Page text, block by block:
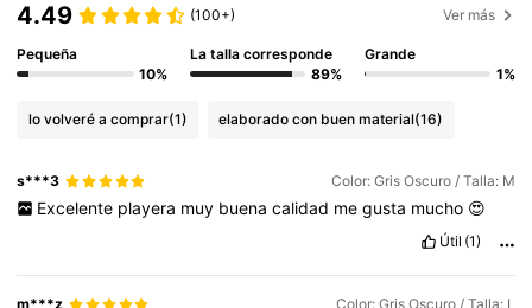
4.49 (100+) Ver más
Pequeña
10%
La talla corresponde
89%
Grande
1%
lo volveré a comprar(1) elaborado con buen material(16)
s***3 Color: Gris Oscuro / Talla: M
Excelente playera muy buena calidad me gusta mucho 😍
Útil (1)
m***z Color: Gris Oscuro / Talla: L